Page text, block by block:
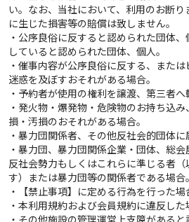
い。なお、当社において、利用のお断
に生じた損害等の賠償は致しません。
・公序良俗に反すると認められた団体
していると認められた団体、個人。
・催事内容が公序良俗に反する、また
迷惑を及ぼすおそれがある場合。
・予約者が使用の権利を譲渡、第三者へ
・発火物・爆発物・危険物のお持ち込
損・汚損のおそれがある場合。
・暴力団関係者、その他反社会的団体に
・暴力団、暴力団関係企業・団体、総
反社会勢力もしくはこれらに準じる者
す）または暴力団等の関係者である場合。
・【禁止事項】に定める行為を行った場
・本利用規約および会員規約に違反した
・その他施設の管理運営上支障があると